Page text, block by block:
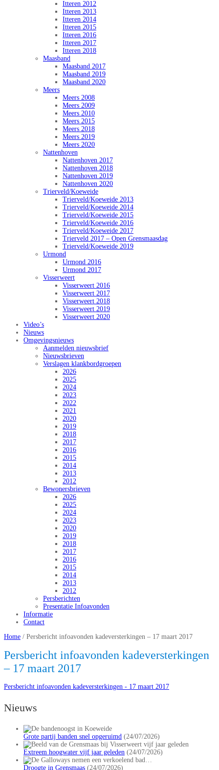
Itteren 2012
Itteren 2013
Itteren 2014
Itteren 2015
Itteren 2016
Itteren 2017
Itteren 2018
Maasband
Maasband 2017
Maasband 2019
Maasband 2020
Meers
Meers 2008
Meers 2009
Meers 2010
Meers 2015
Meers 2018
Meers 2019
Meers 2020
Nattenhoven
Nattenhoven 2017
Nattenhoven 2018
Nattenhoven 2019
Nattenhoven 2020
Trierveld/Koeweide
Trierveld/Koeweide 2013
Trierveld/Koeweide 2014
Trierveld/Koeweide 2015
Trierveld/Koeweide 2016
Trierveld/Koeweide 2017
Trierveld 2017 – Open Grensmaasdag
Trierveld/Koeweide 2019
Urmond
Urmond 2016
Urmond 2017
Visserweert
Visserweert 2016
Visserweert 2017
Visserweert 2018
Visserweert 2019
Visserweert 2020
Video’s
Nieuws
Omgevingsnieuws
Aanmelden nieuwsbrief
Nieuwsbrieven
Verslagen klankbordgroepen
2026
2025
2024
2023
2022
2021
2020
2019
2018
2017
2016
2015
2014
2013
2012
Bewonersbrieven
2026
2025
2024
2023
2020
2019
2018
2017
2016
2015
2014
2013
2012
Persberichten
Presentatie Infoavonden
Informatie
Contact
Home / Persbericht infoavonden kadeversterkingen – 17 maart 2017
Persbericht infoavonden kadeversterkingen
– 17 maart 2017
Persbericht infoavonden kadeversterkingen - 17 maart 2017
Nieuws
Grote partij banden snel opgeruimd (24/07/2026)
Extreem hoogwater vijf jaar geleden (24/07/2026)
Droogte in Grensmaas (24/07/2026)